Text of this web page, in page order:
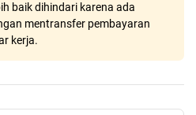
baik dihindari karena ada
mentransfer pembayaran
kerja.